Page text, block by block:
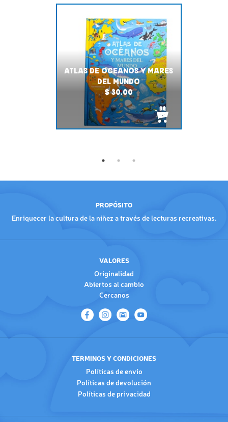
ATLAS DE OCEANOS Y MARES
DEL MUNDO
$ 30.00
PROPÓSITO
Enriquecer la cultura de la niñez a través de lecturas recreativas.
VALORES
Originalidad
Abiertos al cambio
Cercanos
TERMINOS Y CONDICIONES
Políticas de envío
Políticas de devolución
Políticas de privacidad